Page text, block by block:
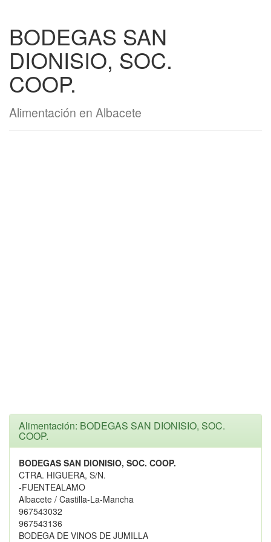
BODEGAS SAN
DIONISIO, SOC.
COOP.
Alimentación en Albacete
Alimentación: BODEGAS SAN DIONISIO, SOC.
COOP.
BODEGAS SAN DIONISIO, SOC. COOP.
CTRA. HIGUERA, S/N.
-FUENTEALAMO
Albacete / Castilla-La-Mancha
967543032
967543136
BODEGA DE VINOS DE JUMILLA